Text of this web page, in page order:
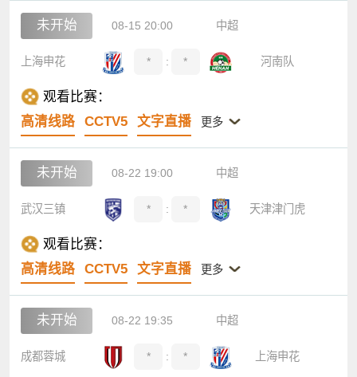
未开始 08-15 20:00 中超
上海申花 * : * 河南队
观看比赛：
高清线路
CCTV5 文字直播 更多
未开始 08-22 19:00 中超
武汉三镇 * : * 天津津门虎
观看比赛：
高清线路
CCTV5 文字直播 更多
未开始 08-22 19:35 中超
成都蓉城 * : * 上海申花